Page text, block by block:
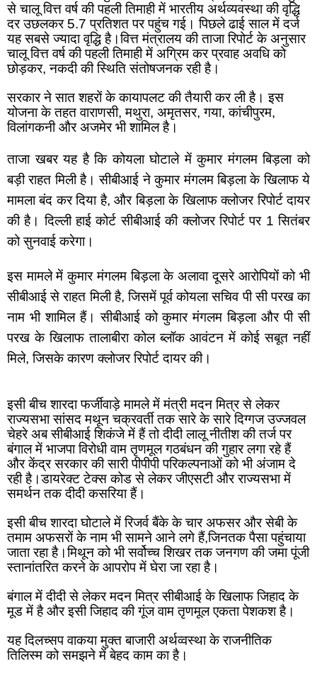
से चालू वित्त वर्ष की पहली तिमाही में भारतीय अर्थव्यवस्था की वृद्धि
दर उछलकर 5.7 प्रतिशत पर पहुंच गई। पिछले ढाई साल में दर्ज
यह सबसे ज्यादा वृद्धि है।वित्त मंत्रालय की ताजा रिपोर्ट के अनुसार
चालू वित्त वर्ष की पहली तिमाही में अग्रिम कर प्रवाह अवधि को
छोड़कर, नकदी की स्थिति संतोषजनक रही है।
सरकार ने सात शहरों के कायापलट की तैयारी कर ली है। इस
योजना के तहत वाराणसी, मथुरा, अमृतसर, गया, कांचीपुरम,
विलांगकनी और अजमेर भी शामिल है।
ताजा खबर यह है कि कोयला घोटाले में कुमार मंगलम बिड़ला को
बड़ी राहत मिली है। सीबीआई ने कुमार मंगलम बिड़ला के खिलाफ ये
मामला बंद कर दिया है, और बिड़ला के खिलाफ क्लोजर रिपोर्ट दायर
की है। दिल्ली हाई कोर्ट सीबीआई की क्लोजर रिपोर्ट पर 1 सितंबर
को सुनवाई करेगा।
इस मामले में कुमार मंगलम बिड़ला के अलावा दूसरे आरोपियों को भी
सीबीआई से राहत मिली है, जिसमें पूर्व कोयला सचिव पी सी परख का
नाम भी शामिल हैं। सीबीआई को कुमार मंगलम बिड़ला और पी सी
परख के खिलाफ तालाबीरा कोल ब्लॉक आवंटन में कोई सबूत नहीं
मिले, जिसके कारण क्लोजर रिपोर्ट दायर की।
इसी बीच शारदा फर्जीवाड़े मामले में मंत्री मदन मित्र से लेकर
राज्यसभा सांसद मथून चक्रवर्ती तक सारे के सारे दिग्गज उज्जवल
चेहरे अब सीबीआई शिकंजे में हैं तो दीदी लालू नीतीश की तर्ज पर
बंगाल में भाजपा विरोधी वाम तृणमूल गठबंधन की गुहार लगा रहे हैं
और केंद्र सरकार की सारी पीपीपी परिकल्पनाओं को भी अंजाम दे
रही है।डायरेक्ट टेक्स कोड से लेकर जीएसटी और राज्यसभा में
समर्थन तक दीदी कसरिया हैं।
इसी बीच शारदा घोटाले में रिजर्व बैंके के चार अफसर और सेबी के
तमाम अफसरों के नाम भी सामने आने लगे हैं,जिनतक पैसा पहुंचाया
जाता रहा है।मिथून को भी सर्वोच्च शिखर तक जनगण की जमा पूंजी
स्तानांतरित करने के आपरोप में घेरा जा रहा है।
बंगाल में दीदी से लेकर मदन मित्र सीबीआई के खिलाफ जिहाद के
मूड में है और इसी जिहाद की गूंज वाम तृणमूल एकता पेशकश है।
यह दिलच्सप वाकया मुक्त बाजारी अर्थव्वस्था के राजनीतिक
तिलिस्म को समझने में बेहद काम का है।